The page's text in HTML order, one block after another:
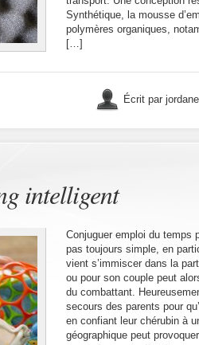
Synthétique, la mousse
polymères organiques,
[…]
Écrit par
intelligent
Conjuguer emploi du temps
pas toujours simple, en
vient s’immiscer dans la
ou pour son couple peut
du combattant.
secours des parents pour
en confiant leur chérubin à
géographique peut